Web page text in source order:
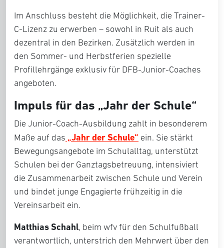
Im Anschluss besteht die Möglichkeit, die Trainer-
C-Lizenz zu erwerben – sowohl in Ruit als auch
dezentral in den Bezirken. Zusätzlich werden in
den Sommer- und Herbstferien spezielle
Profillehrgänge exklusiv für DFB-Junior-Coaches
angeboten.
Impuls für das „Jahr der Schule“
Die Junior-Coach-Ausbildung zahlt in besonderem
Maße auf das „Jahr der Schule“ ein. Sie stärkt
Bewegungsangebote im Schulalltag, unterstützt
Schulen bei der Ganztagsbetreuung, intensiviert
die Zusammenarbeit zwischen Schule und Verein
und bindet junge Engagierte frühzeitig in die
Vereinsarbeit ein.
Matthias Schahl, beim wfv für den Schulfußball
verantwortlich, unterstrich den Mehrwert über den